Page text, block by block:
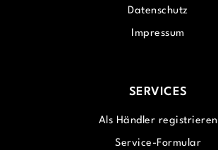
Datenschutz
Impressum
SERVICES
Als Händler registrieren
Service-Formular